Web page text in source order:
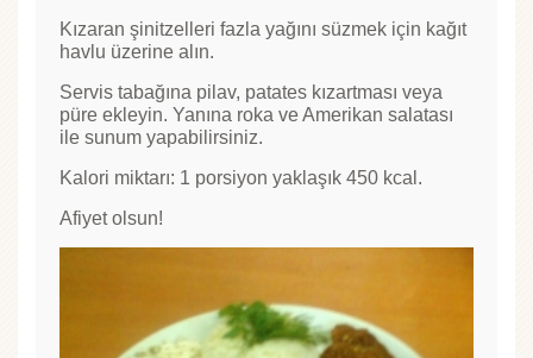
Kızaran şinitzelleri fazla yağını süzmek için kağıt
havlu üzerine alın.
Servis tabağına pilav, patates kızartması veya
püre ekleyin. Yanına roka ve Amerikan salatası
ile sunum yapabilirsiniz.
Kalori miktarı: 1 porsiyon yaklaşık 450 kcal.
Afiyet olsun!